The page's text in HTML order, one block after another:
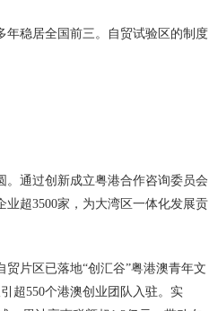
年稳居全国前三。自贸试验区的制度
通过创新成立粤港合作咨询委员会
超3500家，为大湾区一体化发展贡
片区已落地“创汇谷”粤港澳青年文
超550个港澳创业团队入驻。实